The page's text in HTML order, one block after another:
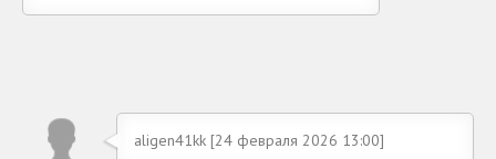
aligen41kk [24 февраля 2026 13:00]